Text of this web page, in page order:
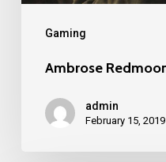
Gaming
Ambrose
admin
February 15, 2019